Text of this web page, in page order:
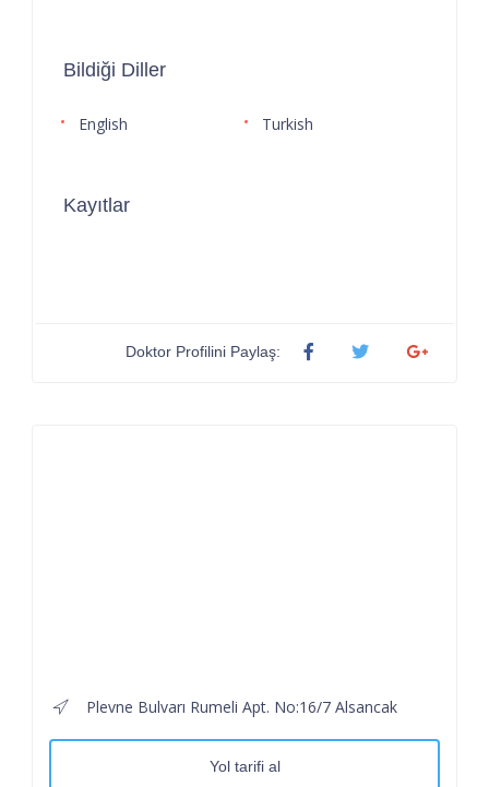
Bildiği Diller
English Turkish
Kayıtlar
Doktor Profilini Paylaş:
Plevne Bulvarı Rumeli Apt. No:16/7 Alsancak
Yol tarifi al